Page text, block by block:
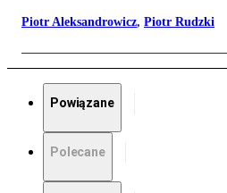
Piotr Aleksandrowicz, Piotr Rudzki
Powiązane
Polecane